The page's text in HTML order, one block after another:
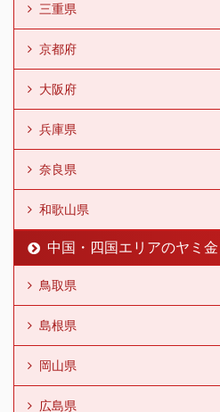
三重県
京都府
大阪府
兵庫県
奈良県
和歌山県
中国・四国エリアのヤミ金
鳥取県
島根県
岡山県
広島県